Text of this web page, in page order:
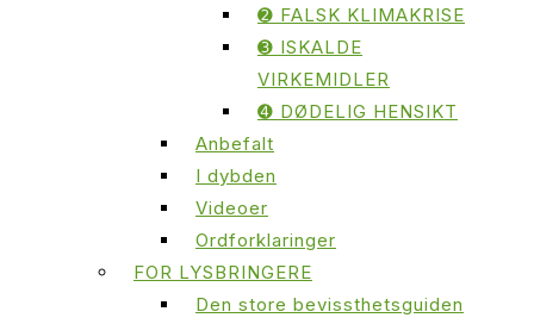
➋ FALSK KLIMAKRISE
➌ ISKALDE
VIRKEMIDLER
➍ DØDELIG HENSIKT
Anbefalt
I dybden
Videoer
Ordforklaringer
FOR LYSBRINGERE
Den store bevissthetsguiden